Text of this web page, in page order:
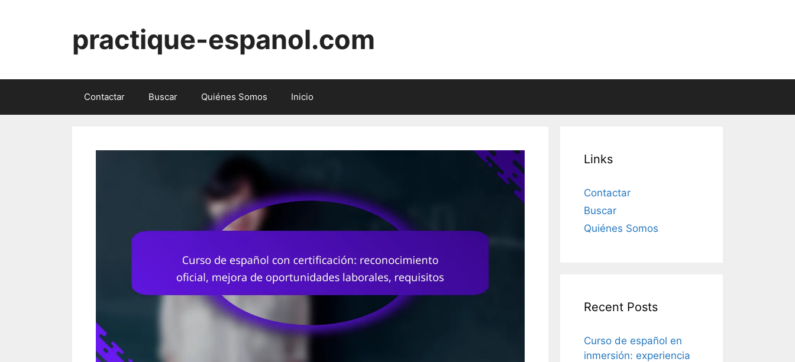
practique-espanol.com
Contactar Buscar Quiénes Somos Inicio
Links
Contactar
Buscar
Quiénes Somos
Recent Posts
Curso de español en
inmersión: experiencia